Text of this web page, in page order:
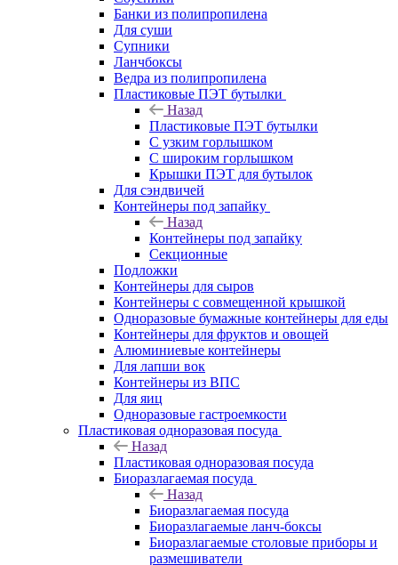
Банки из полипропилена
Для суши
Супники
Ланчбоксы
Ведра из полипропилена
Пластиковые ПЭТ бутылки
Назад
Пластиковые ПЭТ бутылки
С узким горлышком
С широким горлышком
Крышки ПЭТ для бутылок
Для сэндвичей
Контейнеры под запайку
Назад
Контейнеры под запайку
Секционные
Подложки
Контейнеры для сыров
Контейнеры с совмещенной крышкой
Одноразовые бумажные контейнеры для еды
Контейнеры для фруктов и овощей
Алюминиевые контейнеры
Для лапши вок
Контейнеры из ВПС
Для яиц
Одноразовые гастроемкости
Пластиковая одноразовая посуда
Назад
Пластиковая одноразовая посуда
Биоразлагаемая посуда
Назад
Биоразлагаемая посуда
Биоразлагаемые ланч-боксы
Биоразлагаемые столовые приборы и
размешиватели